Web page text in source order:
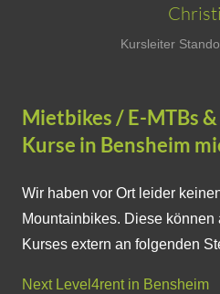
Kursleiter
Mietbikes / E-MTBs
Kurse in Bensheim
Wir haben vor Ort leider
Mountainbikes. Diese können
Kurses extern an folgenden
Next Level4rent in Bensheim